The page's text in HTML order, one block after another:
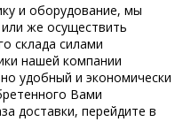
и оборудование, мы
же осуществить
склада силами
нашей компании
удобный и экономически
Вами
доставки, перейдите в